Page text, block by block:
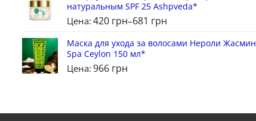
натуральным SPF 25 Ashpveda*
Цена: 420 грн–681 грн
Маска для ухода за волосами Нероли Жасмин
Spa Ceylon 150 мл*
Цена: 966 грн